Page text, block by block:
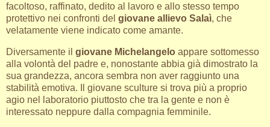
facoltoso, raffinato, dedito al lavoro e allo stesso tempo
protettivo nei confronti del giovane allievo Salaì, che
velatamente viene indicato come amante.
Diversamente il giovane Michelangelo appare sottomesso
alla volontà del padre e, nonostante abbia già dimostrato la
sua grandezza, ancora sembra non aver raggiunto una
stabilità emotiva. Il giovane sculture si trova più a proprio
agio nel laboratorio piuttosto che tra la gente e non è
interessato neppure dalla compagnia femminile.